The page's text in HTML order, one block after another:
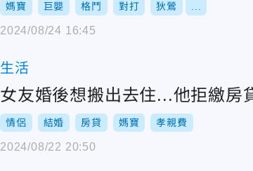
媽寶 巨嬰 格鬥 對打 狄鶯
2024/08/24 16:45
生活
女友婚後想搬出去住...他拒繳房
情侶 結婚 房貸 媽寶 孝親費
2024/08/22 20:50